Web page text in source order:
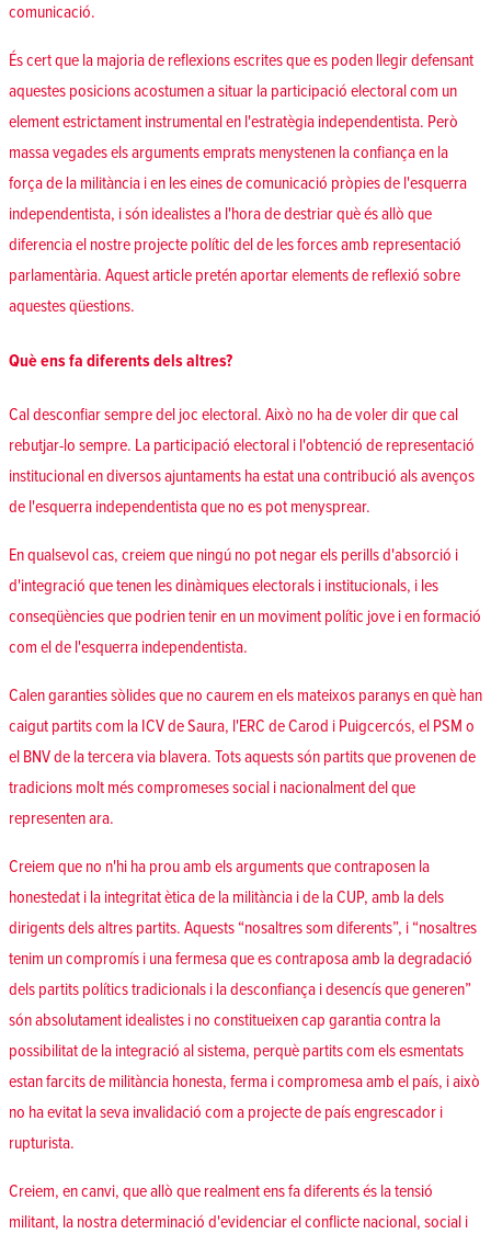
comunicació.
És cert que la majoria de reflexions escrites que es poden llegir defensant
aquestes posicions acostumen a situar la participació electoral com un
element estrictament instrumental en l'estratègia independentista. Però
massa vegades els arguments emprats menystenen la confiança en la
força de la militància i en les eines de comunicació pròpies de l'esquerra
independentista, i són idealistes a l'hora de destriar què és allò que
diferencia el nostre projecte polític del de les forces amb representació
parlamentària. Aquest article pretén aportar elements de reflexió sobre
aquestes qüestions.
Què ens fa diferents dels altres?
Cal desconfiar sempre del joc electoral. Això no ha de voler dir que cal
rebutjar-lo sempre. La participació electoral i l'obtenció de representació
institucional en diversos ajuntaments ha estat una contribució als avenços
de l'esquerra independentista que no es pot menysprear.
En qualsevol cas, creiem que ningú no pot negar els perills d'absorció i
d'integració que tenen les dinàmiques electorals i institucionals, i les
conseqüències que podrien tenir en un moviment polític jove i en formació
com el de l'esquerra independentista.
Calen garanties sòlides que no caurem en els mateixos paranys en què han
caigut partits com la ICV de Saura, l'ERC de Carod i Puigcercós, el PSM o
el BNV de la tercera via blavera. Tots aquests són partits que provenen de
tradicions molt més compromeses social i nacionalment del que
representen ara.
Creiem que no n'hi ha prou amb els arguments que contraposen la
honestedat i la integritat ètica de la militància i de la CUP, amb la dels
dirigents dels altres partits. Aquests “nosaltres som diferents”, i “nosaltres
tenim un compromís i una fermesa que es contraposa amb la degradació
dels partits polítics tradicionals i la desconfiança i desencís que generen”
són absolutament idealistes i no constitueixen cap garantia contra la
possibilitat de la integració al sistema, perquè partits com els esmentats
estan farcits de militància honesta, ferma i compromesa amb el país, i això
no ha evitat la seva invalidació com a projecte de país engrescador i
rupturista.
Creiem, en canvi, que allò que realment ens fa diferents és la tensió
militant, la nostra determinació d'evidenciar el conflicte nacional, social i